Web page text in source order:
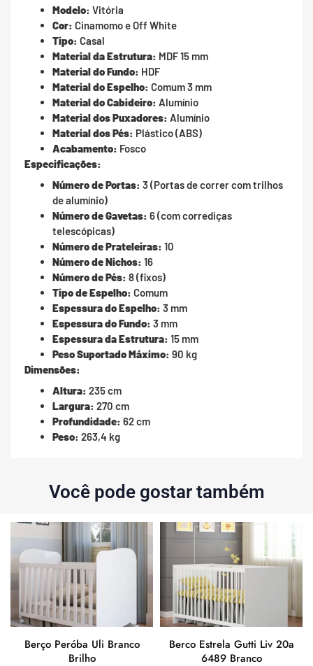
Modelo: Vitória
Cor: Cinamomo e Off White
Tipo: Casal
Material da Estrutura: MDF 15 mm
Material do Fundo: HDF
Material do Espelho: Comum 3 mm
Material do Cabideiro: Alumínio
Material dos Puxadores: Alumínio
Material dos Pés: Plástico (ABS)
Acabamento: Fosco
Especificações:
Número de Portas: 3 (Portas de correr com trilhos
de alumínio)
Número de Gavetas: 6 (com corrediças
telescópicas)
Número de Prateleiras: 10
Número de Nichos: 16
Número de Pés: 8 (fixos)
Tipo de Espelho: Comum
Espessura do Espelho: 3 mm
Espessura do Fundo: 3 mm
Espessura da Estrutura: 15 mm
Peso Suportado Máximo: 90 kg
Dimensões:
Altura: 235 cm
Largura: 270 cm
Profundidade: 62 cm
Peso: 263,4 kg
Você pode gostar também
Berço Peróba Uli Branco
Brilho
Berco Estrela Gutti Liv 20a
6489 Branco